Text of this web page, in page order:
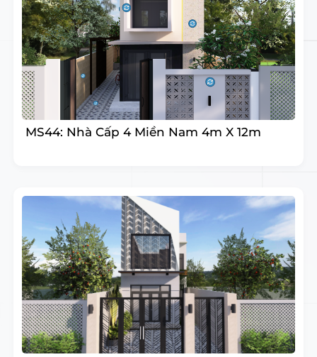
MS44: Nhà Cấp 4 Miền Nam 4m X 12m